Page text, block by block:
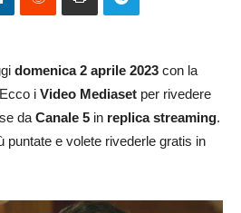
domenica 2 aprile 2023 con la
i Video Mediaset per rivedere
da Canale 5 in replica streaming.
puntate e volete rivederle gratis in